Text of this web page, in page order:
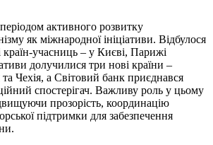
періодом активного розвитку
як міжнародної ініціативи. Відбулося
країн-учасниць – у Києві, Парижі
долучилися три нові країни –
Чехія, а Світовий банк приєднався
спостерігач. Важливу роль у цьому
прозорість, координацію
підтримки для забезпечення